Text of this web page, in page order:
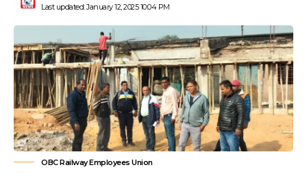
Last updated: January 12, 2025 10:04 PM
OBC Railway Employees Union